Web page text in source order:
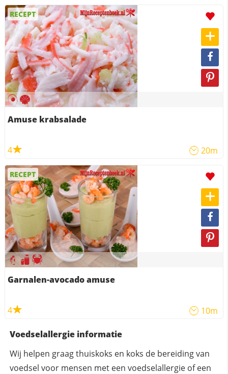
RECEPT
Amuse krabsalade
4 20m
RECEPT
Garnalen-avocado amuse
4 10m
Voedselallergie informatie
Wij helpen graag thuiskoks en koks de bereiding van
voedsel voor mensen met een voedselallergie of een